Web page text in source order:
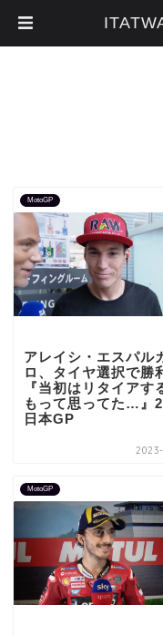
MotoGP
アレイシ・エスパル
ロ、タイヤ選択で勝
『当初はリタイアす
もって思ってた…』
日本GP
MotoGP